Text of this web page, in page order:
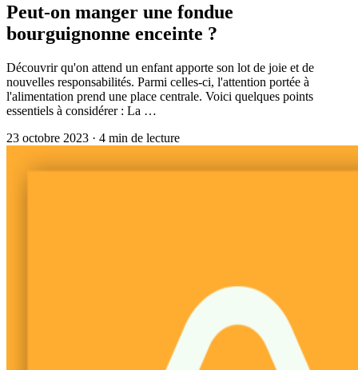
Peut-on manger une fondue
bourguignonne enceinte ?
Découvrir qu'on attend un enfant apporte son lot de joie et de
nouvelles responsabilités. Parmi celles-ci, l'attention portée à
l'alimentation prend une place centrale. Voici quelques points
essentiels à considérer : La …
23 octobre 2023 · 4 min de lecture